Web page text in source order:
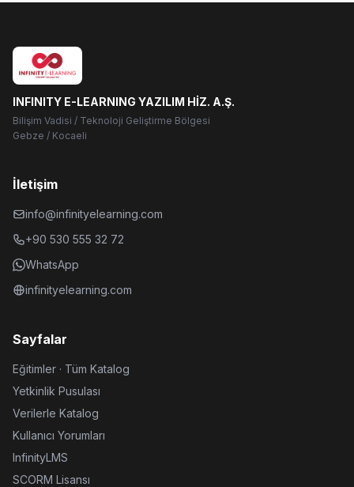
INFINITY E-LEARNING YAZILIM HİZ. A.Ş.
Bilişim Vadisi / Teknoloji Geliştirme Bölgesi
Gebze / Kocaeli
İletişim
info@infinityelearning.com
+90 530 555 32 72
WhatsApp
infinityelearning.com
Sayfalar
Eğitimler · Tüm Katalog
Yetkinlik Pusulası
Verilerle Katalog
Kullanıcı Yorumları
InfinityLMS
SCORM Lisansı